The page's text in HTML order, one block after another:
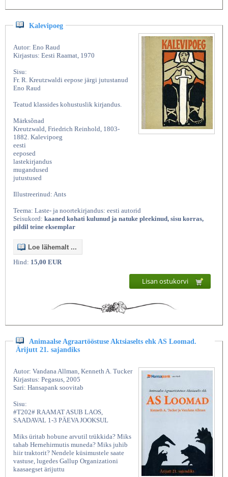
Kalevipoeg
Autor: Eno Raud
Kirjastus: Eesti Raamat, 1970
Sisu:
Fr. R. Kreutzwaldi eepose järgi jutustanud
Eno Raud
Teatud klassides kohustuslik kirjandus.
Märksõnad
Kreutzwald, Friedrich Reinhold, 1803-
1882. Kalevipoeg
eesti
eeposed
lastekirjandus
mugandused
jutustused
Illustreerinud: Ants
Teema: Laste- ja noortekirjandus: eesti autorid
Seisukord: kaaned kohati kulunud ja natuke pleekinud, sisu korras,
pildil teine eksemplar
Loe lähemalt ...
Hind: 15,00 EUR
Lisan ostukorvi
Animaalse Agraartööstuse Aktsiaselts ehk AS Loomad.
Ärijutt 21. sajandiks
Autor: Vandana Allman, Kenneth A. Tucker
Kirjastus: Pegasus, 2005
Sari: Hansapank soovitab
Sisu:
#T202# RAAMAT ASUB LAOS,
SAADAVAL 1-3 PÄEVA JOOKSUL
Miks üritab hobune arvutil trükkida? Miks
tahab Hernehirmutis muneda? Miks juhib
hiir traktorit? Nendele küsimustele saate
vastuse, lugedes Gallup Organizationi
kaasaegset ärijuttu